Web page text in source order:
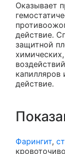
Оказывает
действие.
защитной
капилляров
действие.
Фарингит,